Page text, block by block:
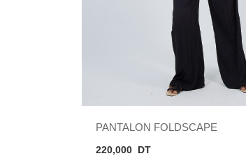
PANTALON FOLDSCAPE
220,000 DT